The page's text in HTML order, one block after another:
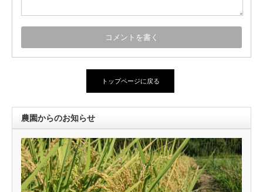
トップページに戻る
農園からのお知らせ